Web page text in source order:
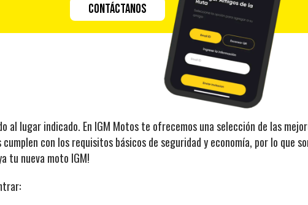
CONTÁCTANOS
lugar indicado. En IGM Motos te ofrecemos una selección de las
con los requisitos básicos de seguridad y economía, por lo que
tu nueva moto IGM!